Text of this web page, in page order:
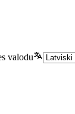
valodu